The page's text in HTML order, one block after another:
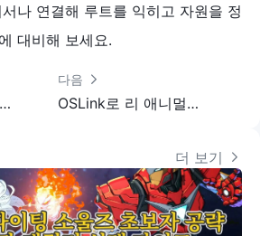
나 연결해 루트를 익히고 자원을 정
대비해 보세요.
OSLink로 즐기는 Stardew Valley 모바일 협동 플레이 가이드
다음
OSLink로 리 애니멀 모바일 플레이하는 방법｜초간단 설정 가이드
더 보기